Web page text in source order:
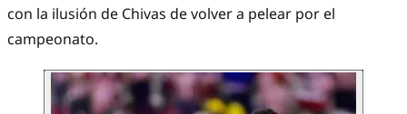
con la ilusión de Chivas de volver a pelear por el
campeonato.